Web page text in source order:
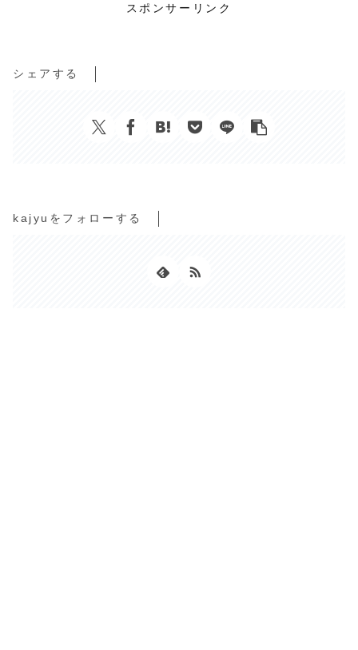
スポンサーリンク
シェアする
kajyuをフォローする